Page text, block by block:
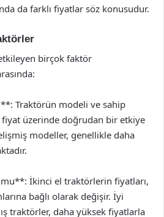
da farklı fiyatlar söz konusudur.
birçok faktör
Traktörün modeli ve sahip
üzerinde doğrudan bir etkiye
modeller, genellikle daha
İkinci el traktörlerin fiyatları,
bağlı olarak değişir. İyi
traktörler, daha yüksek fiyatlarla